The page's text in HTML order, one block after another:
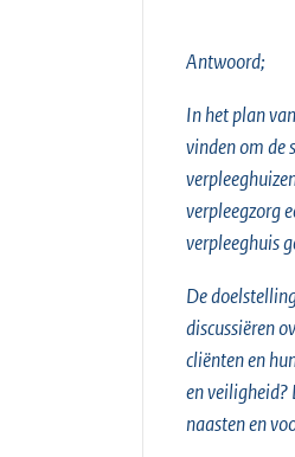
Antwoord;
In het plan
vinden om de
verpleegzorg
verpleeghuis
De
discussiëren
cliënten en
en veiligheid?
naasten en